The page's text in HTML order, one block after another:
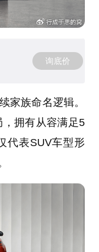
询底价
家族命名逻辑。
，拥有从容满足5
代表SUV车型形